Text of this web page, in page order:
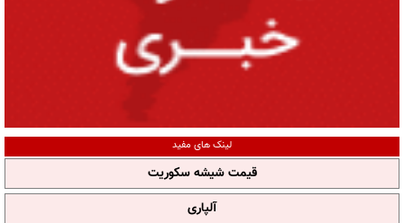
لینک های مفید
قیمت شیشه سکوریت
آلپاری